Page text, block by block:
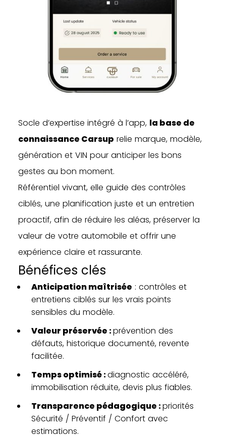
Socle d’expertise intégré à l’app, la base de
connaissance Carsup relie marque, modèle,
génération et VIN pour anticiper les bons
gestes au bon moment.
Référentiel vivant, elle guide des contrôles
ciblés, une planification juste et un entretien
proactif, afin de réduire les aléas, préserver la
valeur de votre automobile et offrir une
expérience claire et rassurante.
Bénéfices clés
Anticipation maîtrisée : contrôles et
entretiens ciblés sur les vrais points
sensibles du modèle.
Valeur préservée :prévention des
défauts, historique documenté, revente
facilitée.
Temps optimisé :diagnostic accéléré,
immobilisation réduite, devis plus fiables.
Transparence pédagogique :priorités
Sécurité / Préventif / Confort avec
estimations.